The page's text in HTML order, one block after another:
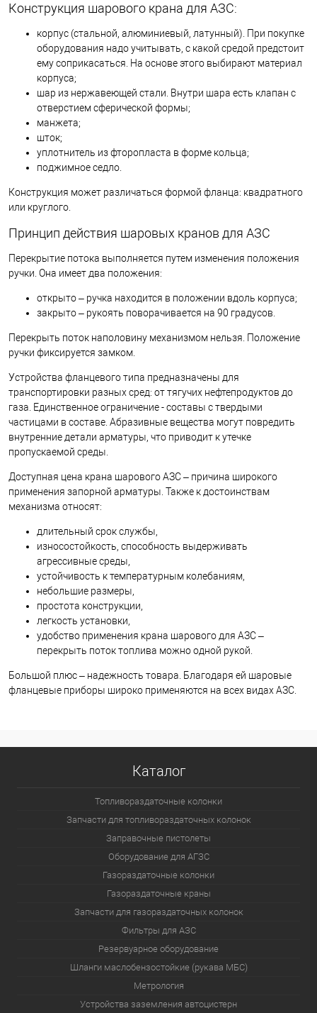
Конструкция шарового крана для АЗС:
корпус (стальной, алюминиевый, латунный). При покупке
оборудования надо учитывать, с какой средой предстоит
ему соприкасаться. На основе этого выбирают материал
корпуса;
шар из нержавеющей стали. Внутри шара есть клапан с
отверстием сферической формы;
манжета;
шток;
уплотнитель из фторопласта в форме кольца;
поджимное седло.
Конструкция может различаться формой фланца: квадратного
или круглого.
Принцип действия шаровых кранов для АЗС
Перекрытие потока выполняется путем изменения положения
ручки. Она имеет два положения:
открыто – ручка находится в положении вдоль корпуса;
закрыто – рукоять поворачивается на 90 градусов.
Перекрыть поток наполовину механизмом нельзя. Положение
ручки фиксируется замком.
Устройства фланцевого типа предназначены для
транспортировки разных сред: от тягучих нефтепродуктов до
газа. Единственное ограничение - составы с твердыми
частицами в составе. Абразивные вещества могут повредить
внутренние детали арматуры, что приводит к утечке
пропускаемой среды.
Доступная цена крана шарового АЗС – причина широкого
применения запорной арматуры. Также к достоинствам
механизма относят:
длительный срок службы,
износостойкость, способность выдерживать
агрессивные среды,
устойчивость к температурным колебаниям,
небольшие размеры,
простота конструкции,
легкость установки,
удобство применения крана шарового для АЗС –
перекрыть поток топлива можно одной рукой.
Большой плюс – надежность товара. Благодаря ей шаровые
фланцевые приборы широко применяются на всех видах АЗС.
Каталог
Топливораздаточные колонки
Запчасти для топливораздаточных колонок
Заправочные пистолеты
Оборудование для АГЗС
Газораздаточные колонки
Газораздаточные краны
Запчасти для газораздаточных колонок
Фильтры для АЗС
Резервуарное оборудование
Шланги маслобензостойкие (рукава МБС)
Метрология
Устройства заземления автоцистерн